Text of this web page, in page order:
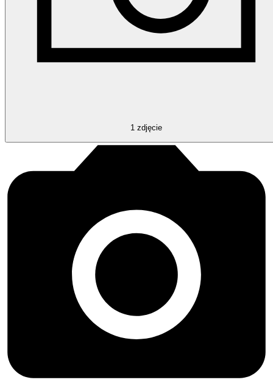
1 zdjęcie